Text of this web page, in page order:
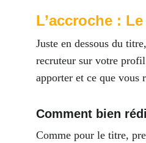
L’accroche :
Juste en dessous du
recruteur sur votre
apporter et ce que vous
Comment bien
Comme pour le titre,